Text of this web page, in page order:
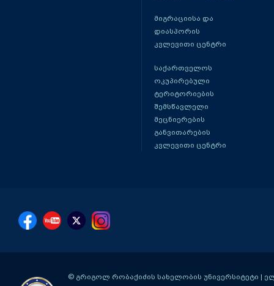
მიგრაციისა და
დიასპორის
კვლევითი ცენტრი
საქართველოს
ოკუპირებული
ტერიტორიების
შემსწავლელი
მეცნიერების
განვითარების
კვლევითი ცენტრი
© გრიგოლ რობაქიძის სახელობის უნივერსიტეტი |